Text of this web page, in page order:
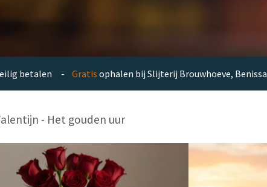
betalen - Gratis ophalen bij Slijterij Brouwhoeve, Benissa
- Het gouden uur